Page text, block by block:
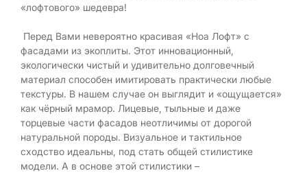
«лофтового» шедевра!
Перед Вами невероятно красивая «Ноа Лофт» с
фасадами из экоплиты. Этот инновационный,
экологически чистый и удивительно долговечный
материал способен имитировать практически любые
текстуры. В нашем случае он выглядит и «ощущается»
как чёрный мрамор. Лицевые, тыльные и даже
торцевые части фасадов неотличимы от дорогой
натуральной породы. Визуальное и тактильное
сходство идеальны, под стать общей стилистике
модели. А в основе этой стилистики –